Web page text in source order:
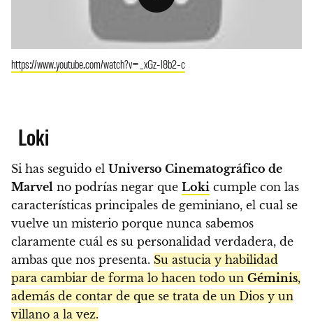
https://www.youtube.com/watch?v=_xGz-l8b2-c
Loki
Si has seguido el Universo Cinematográfico de
Marvel no podrías negar que Loki cumple con las
características principales de geminiano, el cual se
vuelve un misterio porque nunca sabemos
claramente cuál es su personalidad verdadera, de
ambas que nos presenta. Su astucia y habilidad
para cambiar de forma lo hacen todo un Géminis,
además de contar de que se trata de un Dios y un
villano a la vez.